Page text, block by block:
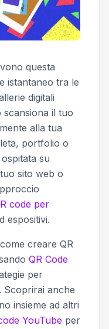
questa
istantaneo tra le
digitali
scansiona il tuo
alla tua
portfolio o
su
sito web o
code per
espositivi.
creare QR
QR Code
per
Scoprirai anche
insieme ad altri
YouTube per